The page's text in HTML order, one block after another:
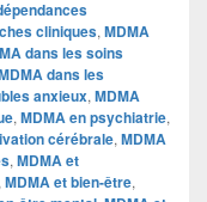
cliniques, MDMA
dans les soins
dans les
anxieux, MDMA
, MDMA en psychiatrie,
cérébrale, MDMA
, MDMA et
MDMA et bien-être,